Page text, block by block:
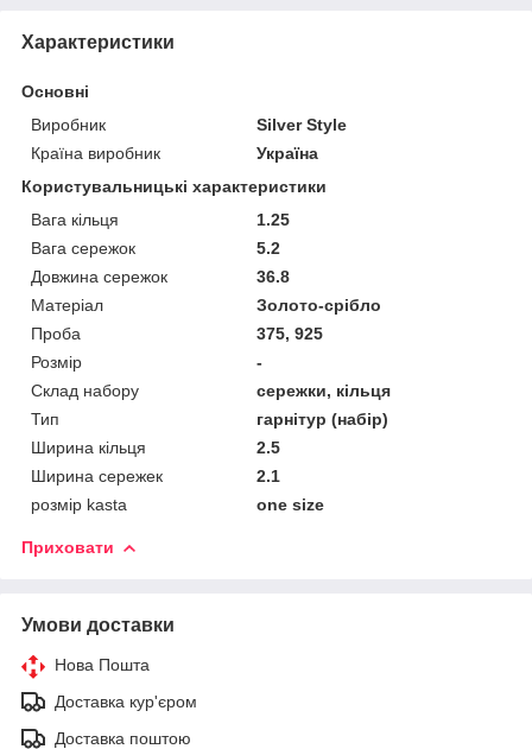
Характеристики
Основні
Виробник
Silver Style
Країна виробник
Україна
Користувальницькі характеристики
Вага кільця
1.25
Вага сережок
5.2
Довжина сережок
36.8
Матеріал
Золото-срібло
Проба
375, 925
Розмір
-
Склад набору
сережки, кільця
Тип
гарнітур (набір)
Ширина кільця
2.5
Ширина сережек
2.1
розмір kasta
one size
Приховати
Умови доставки
Нова Пошта
Доставка кур'єром
Доставка поштою